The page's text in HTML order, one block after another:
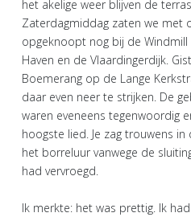
het akelige weer blijven de
Zaterdagmiddag zaten we met
opgeknoopt nog bij de
Haven en de Vlaardingerdijk.
Boemerang op de Lange
daar even neer te strijken. De
waren eveneens tegenwoordig
hoogste lied. Je zag trouwens
het borreluur vanwege de
had vervroegd.
Ik merkte: het was prettig. Ik